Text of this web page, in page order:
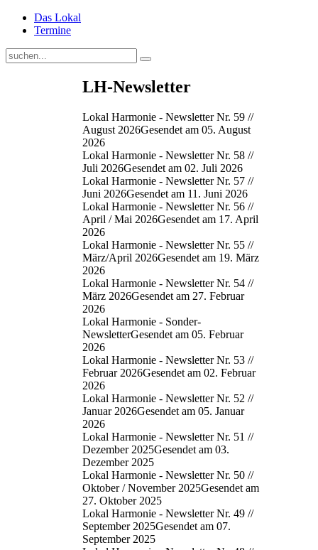
Das Lokal
Termine
LH-Newsletter
Lokal Harmonie - Newsletter Nr. 59 //
August 2026Gesendet am 05. August
2026
Lokal Harmonie - Newsletter Nr. 58 //
Juli 2026Gesendet am 02. Juli 2026
Lokal Harmonie - Newsletter Nr. 57 //
Juni 2026Gesendet am 11. Juni 2026
Lokal Harmonie - Newsletter Nr. 56 //
April / Mai 2026Gesendet am 17. April
2026
Lokal Harmonie - Newsletter Nr. 55 //
März/April 2026Gesendet am 19. März
2026
Lokal Harmonie - Newsletter Nr. 54 //
März 2026Gesendet am 27. Februar
2026
Lokal Harmonie - Sonder-
NewsletterGesendet am 05. Februar
2026
Lokal Harmonie - Newsletter Nr. 53 //
Februar 2026Gesendet am 02. Februar
2026
Lokal Harmonie - Newsletter Nr. 52 //
Januar 2026Gesendet am 05. Januar
2026
Lokal Harmonie - Newsletter Nr. 51 //
Dezember 2025Gesendet am 03.
Dezember 2025
Lokal Harmonie - Newsletter Nr. 50 //
Oktober / November 2025Gesendet am
27. Oktober 2025
Lokal Harmonie - Newsletter Nr. 49 //
September 2025Gesendet am 07.
September 2025